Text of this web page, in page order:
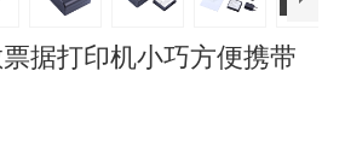
据打印机小巧方便携带